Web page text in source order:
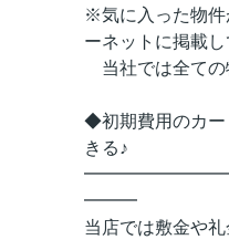
※気に入った物件
ーネットに掲載し
当社では全ての
◆初期費用のカー
きる♪
━━━
当店では敷金や